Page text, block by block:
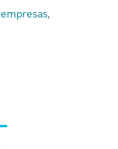
empresas,